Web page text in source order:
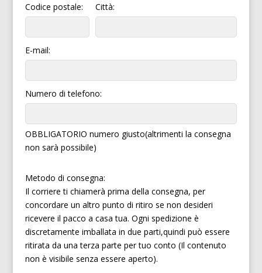
Codice postale: Città:
E-mail:
Numero di telefono:
OBBLIGATORIO numero giusto(altrimenti la consegna
non sarà possibile)
Metodo di consegna:
Il corriere ti chiamerà prima della consegna, per
concordare un altro punto di ritiro se non desideri
ricevere il pacco a casa tua. Ogni spedizione è
discretamente imballata in due parti,quindi può essere
ritirata da una terza parte per tuo conto (Il contenuto
non è visibile senza essere aperto).